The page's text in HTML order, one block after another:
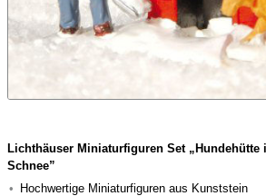
Lichthäuser Miniaturfiguren Set „Hundehütte
Schnee”
Hochwertige Miniaturfiguren aus Kunststein